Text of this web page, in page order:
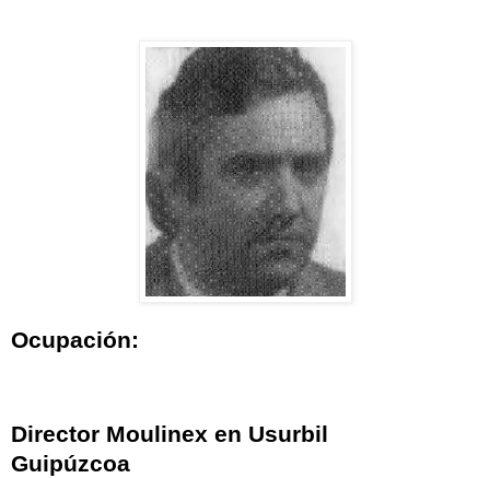
Ocupación:
Director Moulinex en Usurbil
Guipúzcoa